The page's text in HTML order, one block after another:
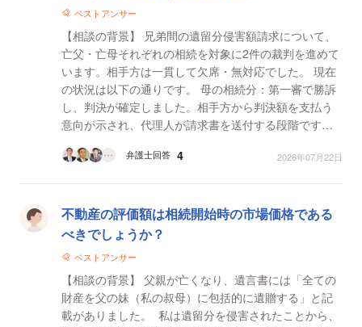
ベストアンサー
【相談の背景】 兄弟間の遺留分侵害額請求について、
亡父・亡母それぞれの相続を対象に2件の裁判を進めて
います。相手方は一貫して欠席・無対応でした。 現在
の状況は以下の通りです。 母の相続分：第一審で勝訴
し、判決が確定しました。相手方から判決額を支払う
意向が示され、代理人が請求書を送付する段階です。
弁護士回答 4 2026年07月22日
不動産の評価額は相続開始時の市場価格である
べきでしょうか？
ベストアンサー
【相談の背景】 父親が亡くなり、遺言書には「全ての
財産を父の妹（私の叔母）に包括的に遺贈する」と記
載がありました。 私は遺留分を侵害されたことから、